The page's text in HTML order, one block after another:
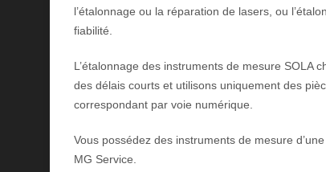
l’étalonnage ou la réparation de lasers, ou
fiabilité.
L’étalonnage des instruments de mesure SOLA
des délais courts et utilisons uniquement des
correspondant par voie numérique.
Vous possédez des instruments de mesure
MG Service.